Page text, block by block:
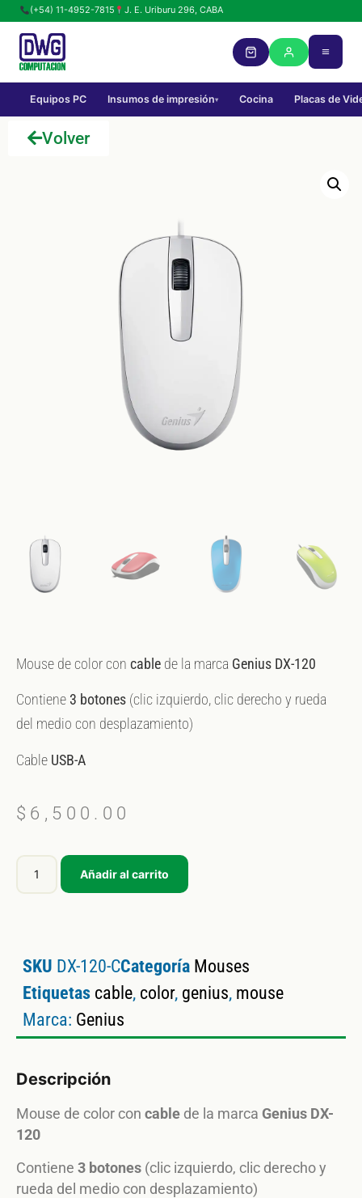
(+54) 11-4952-7815 J. E. Uriburu 296, CABA
Equipos PC Insumos de impresión▾ Cocina Placas de
Volver
Mouse de color con cable de la marca Genius DX-120
Contiene 3 botones (clic izquierdo, clic derecho y rueda
del medio con desplazamiento)
Cable USB-A
$ 6,500.00
Añadir al carrito
SKU DX-120-CCategoría Mouses
Etiquetas cable, color, genius, mouse
Marca: Genius
Descripción
Mouse de color con cable de la marca Genius DX-
120
Contiene 3 botones (clic izquierdo, clic derecho y
rueda del medio con desplazamiento)